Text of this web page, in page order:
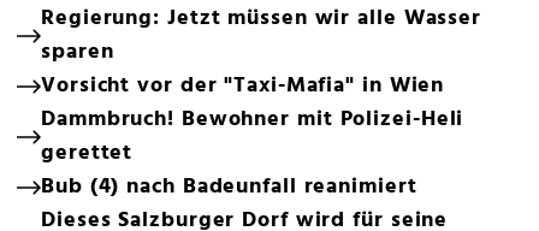
Regierung: Jetzt müssen wir alle Wasser
sparen
Vorsicht vor der "Taxi-Mafia" in Wien
Dammbruch! Bewohner mit Polizei-Heli
gerettet
Bub (4) nach Badeunfall reanimiert
Dieses Salzburger Dorf wird für seine